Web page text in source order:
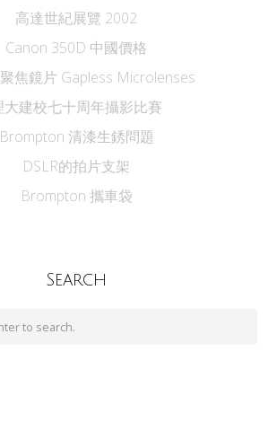
高達世紀展覽 2002
Canon 350D 中國價格
焦鏡片 Gapless Microlenses
大建校七十周年攝影比賽
Brompton 清漆生銹問題
DSLR的拍片支架
Brompton 攜車袋
Search